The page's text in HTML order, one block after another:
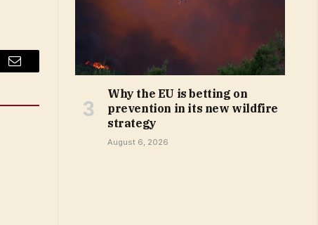
Email
Why the EU is betting on
prevention in its new wildfire
strategy
August 6, 2026